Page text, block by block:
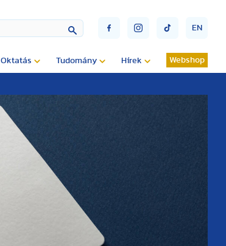
EN
Oktatás Tudomány Hírek Webshop